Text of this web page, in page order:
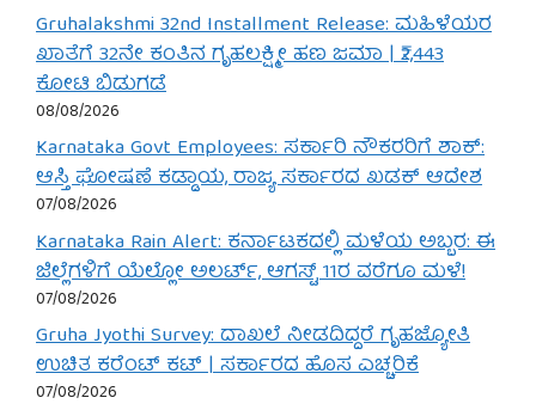
Gruhalakshmi 32nd Installment Release: ಮಹಿಳೆಯರ
ಖಾತೆಗೆ 32ನೇ ಕಂತಿನ ಗೃಹಲಕ್ಷ್ಮೀ ಹಣ ಜಮಾ | ₹2,443
ಕೋಟಿ ಬಿಡುಗಡೆ
08/08/2026
Karnataka Govt Employees: ಸರ್ಕಾರಿ ನೌಕರರಿಗೆ ಶಾಕ್:
ಆಸ್ತಿ ಘೋಷಣೆ ಕಡ್ಡಾಯ, ರಾಜ್ಯ ಸರ್ಕಾರದ ಖಡಕ್ ಆದೇಶ
07/08/2026
Karnataka Rain Alert: ಕರ್ನಾಟಕದಲ್ಲಿ ಮಳೆಯ ಅಬ್ಬರ: ಈ
ಜಿಲ್ಲೆಗಳಿಗೆ ಯೆಲ್ಲೋ ಅಲರ್ಟ್, ಆಗಸ್ಟ್ 11ರ ವರೆಗೂ ಮಳೆ!
07/08/2026
Gruha Jyothi Survey: ದಾಖಲೆ ನೀಡದಿದ್ದರೆ ಗೃಹಜ್ಯೋತಿ
ಉಚಿತ ಕರೆಂಟ್ ಕಟ್ | ಸರ್ಕಾರದ ಹೊಸ ಎಚ್ಚರಿಕೆ
07/08/2026